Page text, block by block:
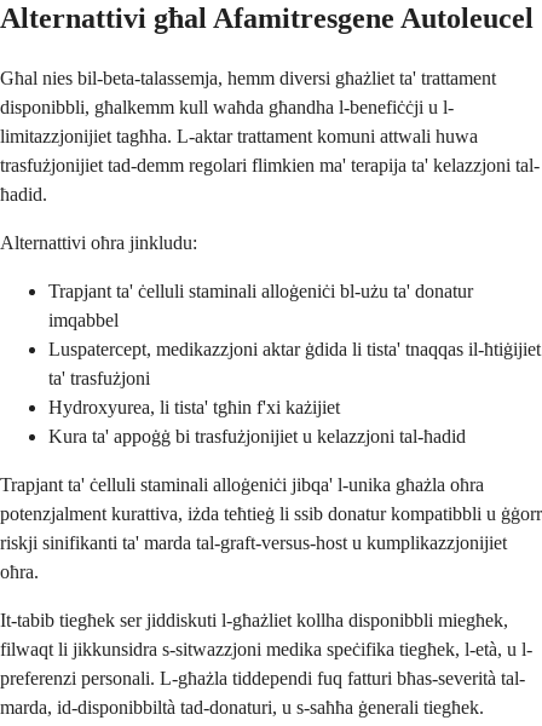
Alternattivi għal Afamitresgene Autoleucel
Għal nies bil-beta-talassemja, hemm diversi għażliet ta' trattament
disponibbli, għalkemm kull waħda għandha l-benefiċċji u l-
limitazzjonijiet tagħha. L-aktar trattament komuni attwali huwa
trasfużjonijiet tad-demm regolari flimkien ma' terapija ta' kelazzjoni tal-
ħadid.
Alternattivi oħra jinkludu:
Trapjant ta' ċelluli staminali alloġeniċi bl-użu ta' donatur
imqabbel
Luspatercept, medikazzjoni aktar ġdida li tista' tnaqqas il-ħtiġijiet
ta' trasfużjoni
Hydroxyurea, li tista' tgħin f'xi każijiet
Kura ta' appoġġ bi trasfużjonijiet u kelazzjoni tal-ħadid
Trapjant ta' ċelluli staminali alloġeniċi jibqa' l-unika għażla oħra
potenzjalment kurattiva, iżda teħtieġ li ssib donatur kompatibbli u ġġorr
riskji sinifikanti ta' marda tal-graft-versus-host u kumplikazzjonijiet
oħra.
It-tabib tiegħek ser jiddiskuti l-għażliet kollha disponibbli miegħek,
filwaqt li jikkunsidra s-sitwazzjoni medika speċifika tiegħek, l-età, u l-
preferenzi personali. L-għażla tiddependi fuq fatturi bħas-severità tal-
marda, id-disponibbiltà tad-donaturi, u s-saħħa ġenerali tiegħek.